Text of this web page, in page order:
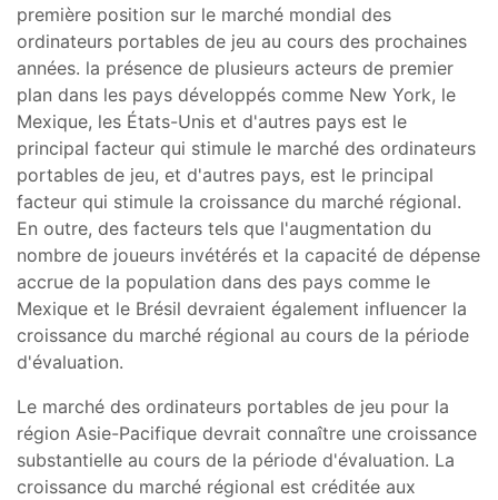
première position sur le marché mondial des
ordinateurs portables de jeu au cours des prochaines
années. la présence de plusieurs acteurs de premier
plan dans les pays développés comme New York, le
Mexique, les États-Unis et d'autres pays est le
principal facteur qui stimule le marché des ordinateurs
portables de jeu, et d'autres pays, est le principal
facteur qui stimule la croissance du marché régional.
En outre, des facteurs tels que l'augmentation du
nombre de joueurs invétérés et la capacité de dépense
accrue de la population dans des pays comme le
Mexique et le Brésil devraient également influencer la
croissance du marché régional au cours de la période
d'évaluation.
Le marché des ordinateurs portables de jeu pour la
région Asie-Pacifique devrait connaître une croissance
substantielle au cours de la période d'évaluation. La
croissance du marché régional est créditée aux